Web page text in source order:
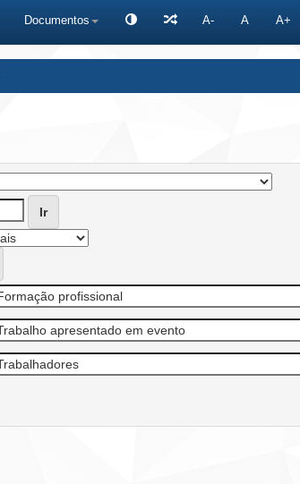
Documentos A- A A+